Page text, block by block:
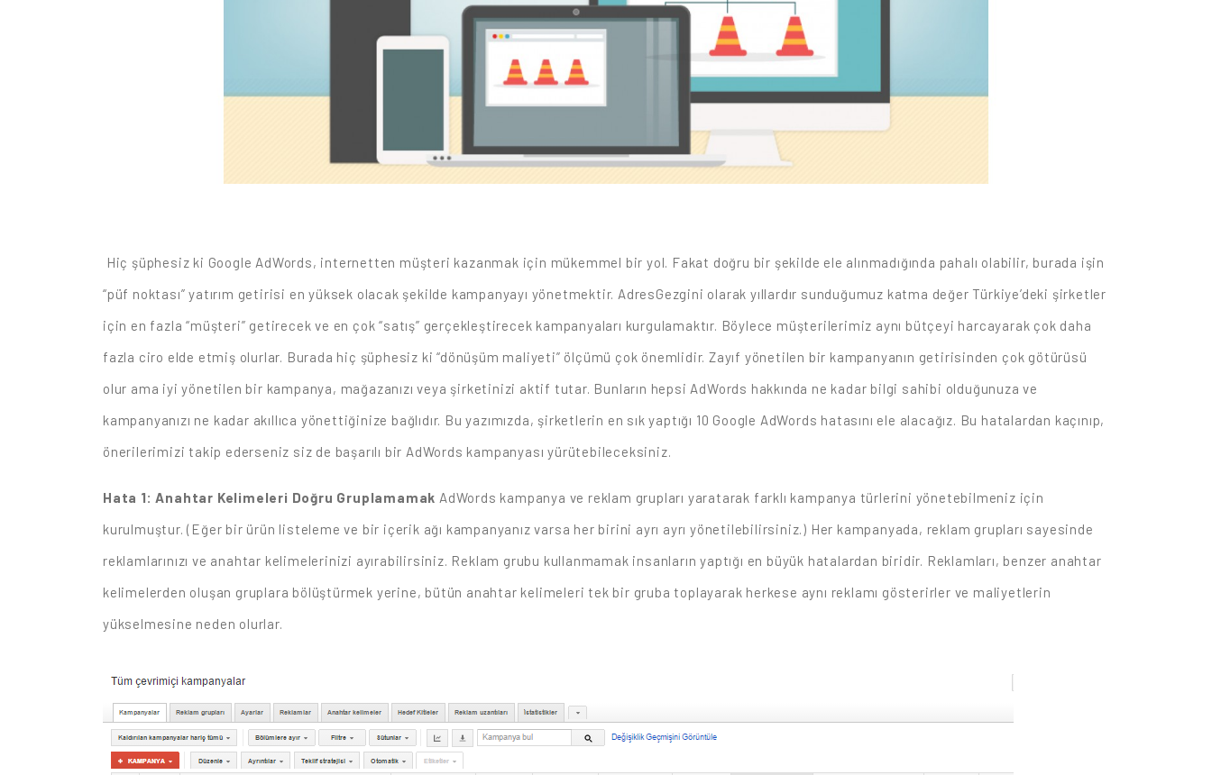
Hiç şüphesiz ki Google AdWords, internetten müşteri kazanmak için mükemmel bir yol. Fakat doğru bir şekilde ele alınmadığında pahalı olabilir, burada işin
“püf noktası” yatırım getirisi en yüksek olacak şekilde kampanyayı yönetmektir. AdresGezgini olarak yıllardır sunduğumuz katma değer Türkiye’deki şirketler
için en fazla “müşteri” getirecek ve en çok “satış” gerçekleştirecek kampanyaları kurgulamaktır. Böylece müşterilerimiz aynı bütçeyi harcayarak çok daha
fazla ciro elde etmiş olurlar. Burada hiç şüphesiz ki “dönüşüm maliyeti” ölçümü çok önemlidir. Zayıf yönetilen bir kampanyanın getirisinden çok götürüsü
olur ama iyi yönetilen bir kampanya, mağazanızı veya şirketinizi aktif tutar. Bunların hepsi AdWords hakkında ne kadar bilgi sahibi olduğunuza ve
kampanyanızı ne kadar akıllıca yönettiğinize bağlıdır. Bu yazımızda, şirketlerin en sık yaptığı 10 Google AdWords hatasını ele alacağız. Bu hatalardan kaçınıp,
önerilerimizi takip ederseniz siz de başarılı bir AdWords kampanyası yürütebileceksiniz.
Hata 1: Anahtar Kelimeleri Doğru Gruplamamak AdWords kampanya ve reklam grupları yaratarak farklı kampanya türlerini yönetebilmeniz için
kurulmuştur. (Eğer bir ürün listeleme ve bir içerik ağı kampanyanız varsa her birini ayrı ayrı yönetilebilirsiniz.) Her kampanyada, reklam grupları sayesinde
reklamlarınızı ve anahtar kelimelerinizi ayırabilirsiniz. Reklam grubu kullanmamak insanların yaptığı en büyük hatalardan biridir. Reklamları, benzer anahtar
kelimelerden oluşan gruplara bölüştürmek yerine, bütün anahtar kelimeleri tek bir gruba toplayarak herkese aynı reklamı gösterirler ve maliyetlerin
yükselmesine neden olurlar.